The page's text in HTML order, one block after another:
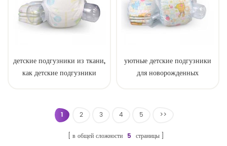
детские подгузники из ткани,
как детские подгузники
уютные детские подгузники
для новорожденных
1 2 3 4 5 >>
в общей сложности 5 страницы